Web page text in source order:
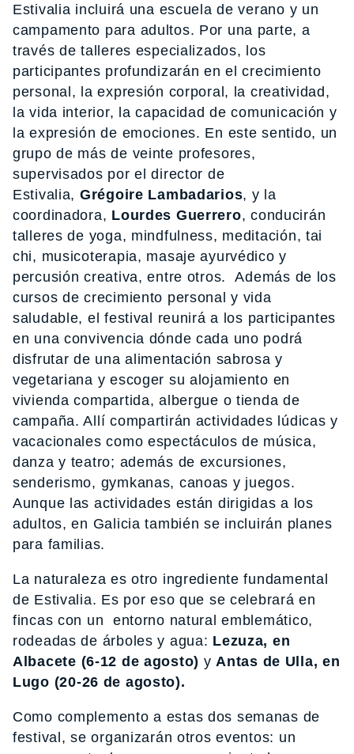
Estivalia incluirá una escuela de verano y un
campamento para adultos. Por una parte, a
través de talleres especializados, los
participantes profundizarán en el crecimiento
personal, la expresión corporal, la creatividad,
la vida interior, la capacidad de comunicación y
la expresión de emociones. En este sentido, un
grupo de más de veinte profesores,
supervisados por el director de
Estivalia, Grégoire Lambadarios, y la
coordinadora, Lourdes Guerrero, conducirán
talleres de yoga, mindfulness, meditación, tai
chi, musicoterapia, masaje ayurvédico y
percusión creativa, entre otros. Además de los
cursos de crecimiento personal y vida
saludable, el festival reunirá a los participantes
en una convivencia dónde cada uno podrá
disfrutar de una alimentación sabrosa y
vegetariana y escoger su alojamiento en
vivienda compartida, albergue o tienda de
campaña. Allí compartirán actividades lúdicas y
vacacionales como espectáculos de música,
danza y teatro; además de excursiones,
senderismo, gymkanas, canoas y juegos.
Aunque las actividades están dirigidas a los
adultos, en Galicia también se incluirán planes
para familias.
La naturaleza es otro ingrediente fundamental
de Estivalia. Es por eso que se celebrará en
fincas con un entorno natural emblemático,
rodeadas de árboles y agua: Lezuza, en
Albacete (6-12 de agosto) y Antas de Ulla, en
Lugo (20-26 de agosto).
Como complemento a estas dos semanas de
festival, se organizarán otros eventos: un